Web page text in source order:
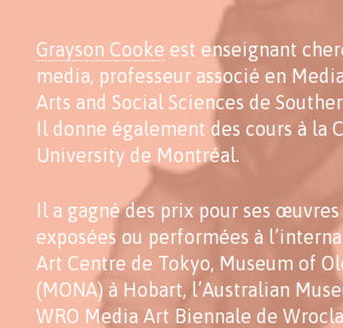
Grayson Cooke est enseignant
media, professeur associé en
Arts and Social Sciences de
Il donne également des cours à la
University de Montréal.
Il a gagné des prix pour ses
exposées ou performées à
Art Centre de Tokyo, Museum of
(MONA) à Hobart, l’Australian
WRO Media Art Biennale de